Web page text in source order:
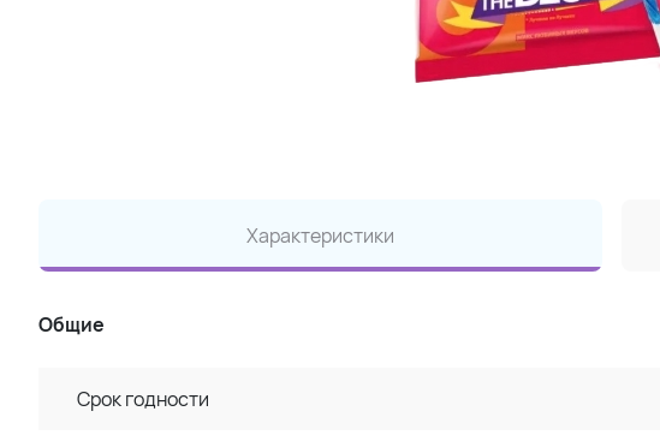
Характеристики
Общие
Срок годности